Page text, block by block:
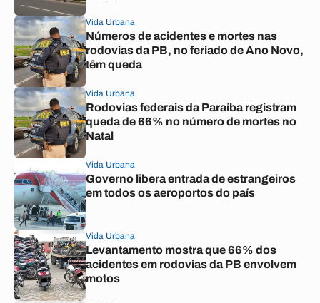
Vida Urbana
Números de acidentes e mortes nas
rodovias da PB, no feriado de Ano Novo,
têm queda
Vida Urbana
Rodovias federais da Paraíba registram
queda de 66% no número de mortes no
Natal
Vida Urbana
Governo libera entrada de estrangeiros
em todos os aeroportos do país
Vida Urbana
Levantamento mostra que 66% dos
acidentes em rodovias da PB envolvem
motos